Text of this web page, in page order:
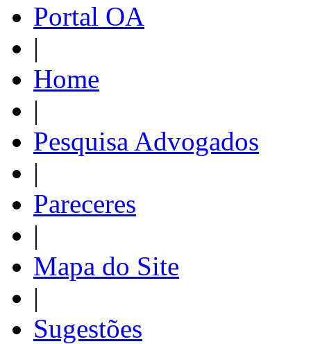
Portal OA
|
Home
|
Pesquisa Advogados
|
Pareceres
|
Mapa do Site
|
Sugestões